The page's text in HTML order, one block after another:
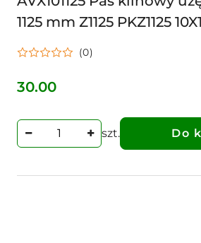
1125 mm Z1125 PKZ1125
STOMIL Z 1125 XPZ1112 LD
(0)
Cena:
30.00
szt. Do